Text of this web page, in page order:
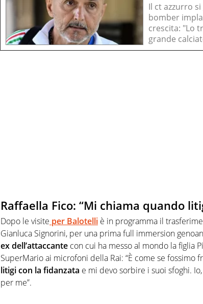
Il ct azzurro
bomber
crescita: "Lo
grande
Raffaella Fico: “Mi chiama quando
Dopo le visite per Balotelli è in programma il
Gianluca Signorini, per una prima full immersion
ex dell’attaccante con cui ha messo al mondo la figlia
SuperMario ai microfoni della Rai: “È come se fossimo
litigi con la fidanzata e mi devo sorbire i suoi sfoghi.
per me”.